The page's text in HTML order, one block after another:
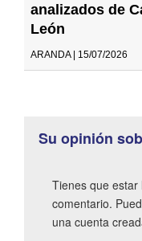
analizados de
León
ARANDA | 15/07/2026
Su opinión
Tienes que
comentario.
una cuenta